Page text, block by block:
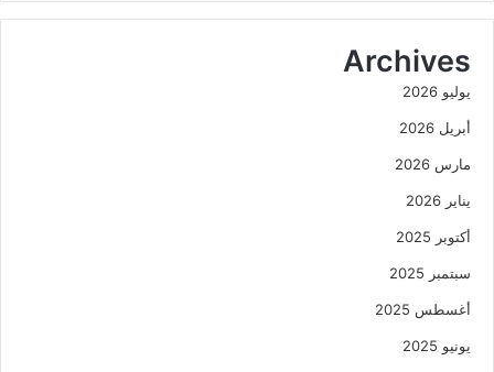
Archives
يوليو 2026
أبريل 2026
مارس 2026
يناير 2026
أكتوبر 2025
سبتمبر 2025
أغسطس 2025
يونيو 2025